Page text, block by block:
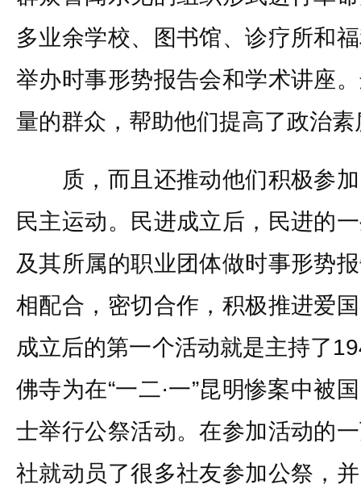
多业余学校、图书馆、诊疗所和
举办时事形势报告会和学术讲座
量的群众，帮助他们提高了政治
质，而且还推动他们积极参加
民主运动。民进成立后，民进的
及其所属的职业团体做时事形势
相配合，密切合作，积极推进爱
成立后的第一个活动就是主持了
佛寺为在“一二·一”昆明惨案中被
士举行公祭活动。在参加活动的
社就动员了很多社友参加公祭，